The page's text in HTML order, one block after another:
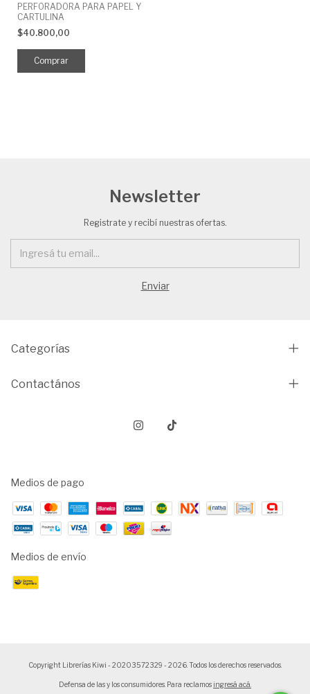
PERFORADORA PARA PAPEL Y
CARTULINA
$40.800,00
Newsletter
Registrate y recibí nuestras ofertas.
Categorías
Contactános
Medios de pago
Medios de envío
Copyright Librerías Kiwi - 20203572329 - 2026. Todos los derechos reservados.
Defensa de las y los consumidores. Para reclamos ingresá acá.